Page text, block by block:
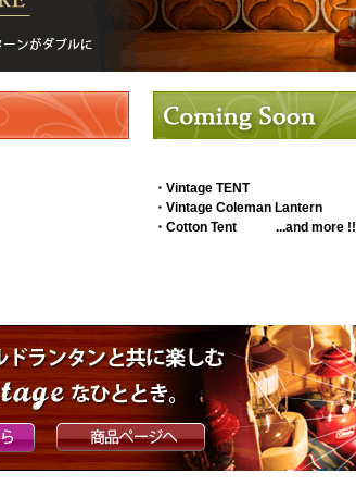
・Vintage TENT
・Vintage Coleman Lantern
・Cotton Tent ...and more !!